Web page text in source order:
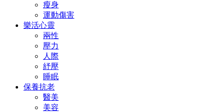
瘦身
運動傷害
樂活心靈
兩性
壓力
人際
紓壓
睡眠
保養抗老
醫美
美容